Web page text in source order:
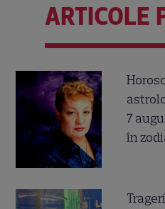
ARTICOLE
7
în